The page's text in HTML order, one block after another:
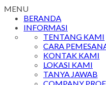
MENU
BERANDA
INFORMASI
TENTANG KAMI
CARA
KONTAK KAMI
LOKASI KAMI
TANYA JAWAB